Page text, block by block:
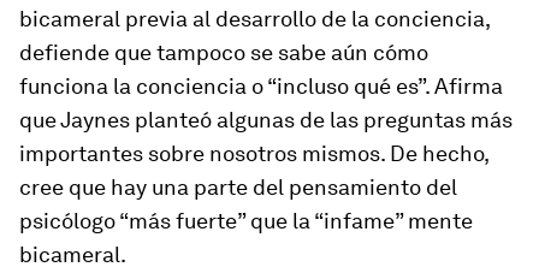
bicameral previa al desarrollo de la conciencia,
defiende que tampoco se sabe aún cómo
funciona la conciencia o “incluso qué es”. Afirma
que Jaynes planteó algunas de las preguntas más
importantes sobre nosotros mismos. De hecho,
cree que hay una parte del pensamiento del
psicólogo “más fuerte” que la “infame” mente
bicameral.